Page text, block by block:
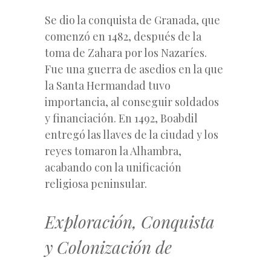
Se dio la conquista de Granada, que
comenzó en 1482, después de la
toma de Zahara por los Nazaríes.
Fue una guerra de asedios en la que
la Santa Hermandad tuvo
importancia, al conseguir soldados
y financiación. En 1492, Boabdil
entregó las llaves de la ciudad y los
reyes tomaron la Alhambra,
acabando con la unificación
religiosa peninsular.
Exploración, Conquista
y Colonización de